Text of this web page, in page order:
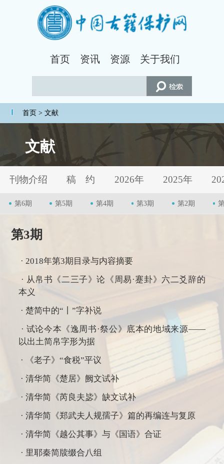
首页 资讯 资源 关于我们
首页 > 文献
文献
刊物介绍 稿 约 2026年 2025年
第6期 第5期 第4期 第3期 第2期
第3期
·2018年第3期目录与内容摘要
· 从帛书《二三子》论《周易·蹇卦》六二爻辞的
本义
· 楚简中的“丨”字补说
· 试论今本《逸周书·祭公》底本的地域来源——
以出土简帛字形为据
· 《老子》“食税”平议
· 清华简《楚居》阙文试补
· 清华简《芮良夫毖》缺文试补
· 清华简《郑武夫人规孺子》篇的再编连与复原
· 清华简《越公其事》与《国语》合证
· 里耶秦简牍缀合八组